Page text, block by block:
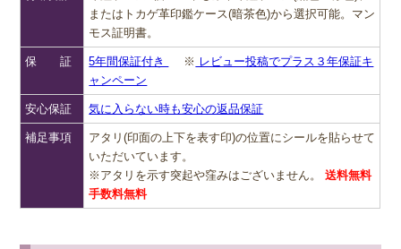
またはトカゲ革印鑑ケース(暗茶色)から選択可能。マン
モス証明書。
保 証 5年間保証付き ※ レビュー投稿でプラス３年保証キ
ャンペーン
安心保証 気に入らない時も安心の返品保証
補足事項
アタリ(印面の上下を表す印)の位置にシールを貼らせて
いただいています。
※アタリを示す突起や窪みはございません。送料無料
手数料無料